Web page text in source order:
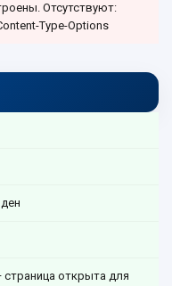
Отсутствуют:
Type-Options
страница открыта для